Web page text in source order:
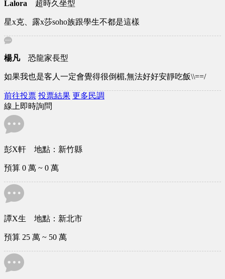
Lalora 超時久坐型
星x克、露x莎soho族跟學生不都是這樣
楊凡恐龍家長型
如果我也是客人一定會覺得很倒楣,無法好好安靜吃飯\\==/
前往投票 投票結果 更多民調
線上即時詢問
彭X姐 地點：桃園市
預算 0 萬 ~ 0 萬
彭X軒 地點：新竹縣
預算 0 萬 ~ 0 萬